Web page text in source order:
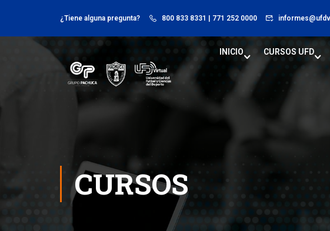
¿Tiene alguna pregunta? 800 833 8331 | 771 252 0000
INICIO CURSOS UFD
CURSOS